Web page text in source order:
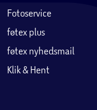
Fotoservice
føtex plus
føtex nyhedsmail
Klik & Hent